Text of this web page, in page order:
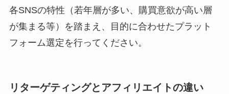
各SNSの特性（若年層が多い、購買意欲が高い層
が集まる等）を踏まえ、目的に合わせたプラット
フォーム選定を行ってください。
リターゲティングとアフィリエイトの違い